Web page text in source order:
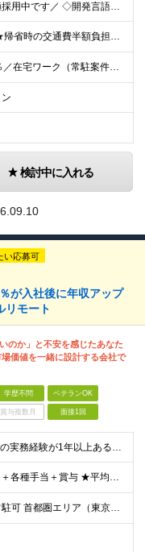
＼面接確約あり！積極採用中です／ ◇開発言語の実務経験1年以上（言語・業界・開発規模不問） ◇学歴不問 【面接確約条件】 ★下記いずれかの実務経験3年以上をお持ちの方は面接を確約します！ ・C# ・
★前職給与保証あり ★帰省時の交通費半額負担や家賃補助あり ★上京支援制度あり（引っ越し費用や初期費用は会社負担） ★資格補助&ジム費用補助もあり ★待機時は自社開発案件にジョイン！ ⇒そのため常に月
★リモート活用率90％／在宅ワーク（常駐案件の紹介も可能です） ★東京・神奈川への転居を前提とした地方からの応募も大歓迎です！ 【横浜本社 住所】 神奈川県横浜市中区常盤町二丁目11番地 KY常盤町
検討中に入れる
い応募可
が入社後に年収アップ
リモート
のか」と不安を感じたあなた
価値を一緒に設計する会社で
学歴不問 ベテランOK
賞与複数月 面接1回
◎ITエンジニアとしての実務経験が1年以上ある方 ・開発、インフラ、工程、言語は一切不問！ ※学歴不問 ▼以下のような方を歓迎します ・自身のスキルを高めていきたい方 ・様々な言語が扱えるようになり
月給35万円～140万円＋各種手当＋賞与 ★平均年収704万円 ★還元率83%~ ★案件待期期間も給与あり★ ※経験や能力を考慮し決定します ※固定残業代（月30時間／5万8000円～15万7000
★リモートワーク・常駐可 首都圏エリア（東京・神奈川・千葉・埼玉）・大阪・名古屋・福岡を中心とした全国各地のプロジェクト先に参画いただきます。 ◆本社 東京都世田谷区太子堂4-18-15 マガザン三